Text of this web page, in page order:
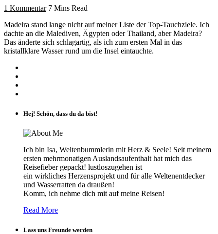
1 Kommentar 7 Mins Read
Madeira stand lange nicht auf meiner Liste der Top-Tauchziele. Ich
dachte an die Malediven, Ägypten oder Thailand, aber Madeira?
Das änderte sich schlagartig, als ich zum ersten Mal in das
kristallklare Wasser rund um die Insel eintauchte.
Hej! Schön, dass du da bist!
Ich bin Isa, Weltenbummlerin mit Herz & Seele! Seit meinem
ersten mehrmonatigen Auslandsaufenthalt hat mich das
Reisefieber gepackt! lustloszugehen ist
ein wirkliches Herzensprojekt und für alle Weltenentdecker
und Wasserratten da draußen!
Komm, ich nehme dich mit auf meine Reisen!
Read More
Lass uns Freunde werden